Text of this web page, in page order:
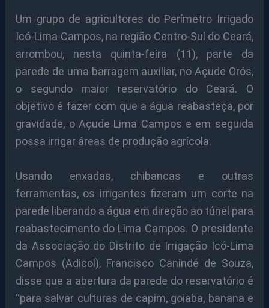
Um grupo de agricultores do Perímetro Irrigado
Icó-Lima Campos, na região Centro-Sul do Ceará,
arrombou, nesta quinta-feira (11), parte da
parede de uma barragem auxiliar, no Açude Orós,
o segundo maior reservatório do Ceará. O
objetivo é fazer com que a água reabasteça, por
gravidade, o Açude Lima Campos e em seguida
possa irrigar áreas de produção agrícola.
Usando enxadas, chibancas e outras
ferramentas, os irrigantes fizeram um corte na
parede liberando a água em direção ao túnel para
reabastecimento do Lima Campos. O presidente
da Associação do Distrito de Irrigação Icó-Lima
Campos (Adicol), Francisco Canindé de Souza,
disse que a abertura da parede do reservatório é
“para salvar culturas de capim, goiaba, banana e